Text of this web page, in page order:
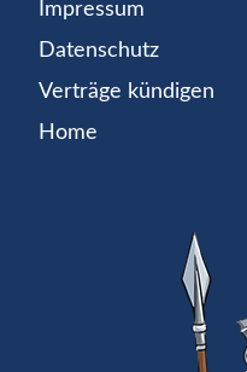
Impressum
Datenschutz
Verträge kündigen
Home